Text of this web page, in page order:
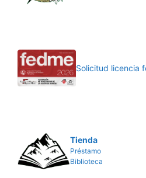
Solicitud licencia
Tienda
Préstamo
Biblioteca